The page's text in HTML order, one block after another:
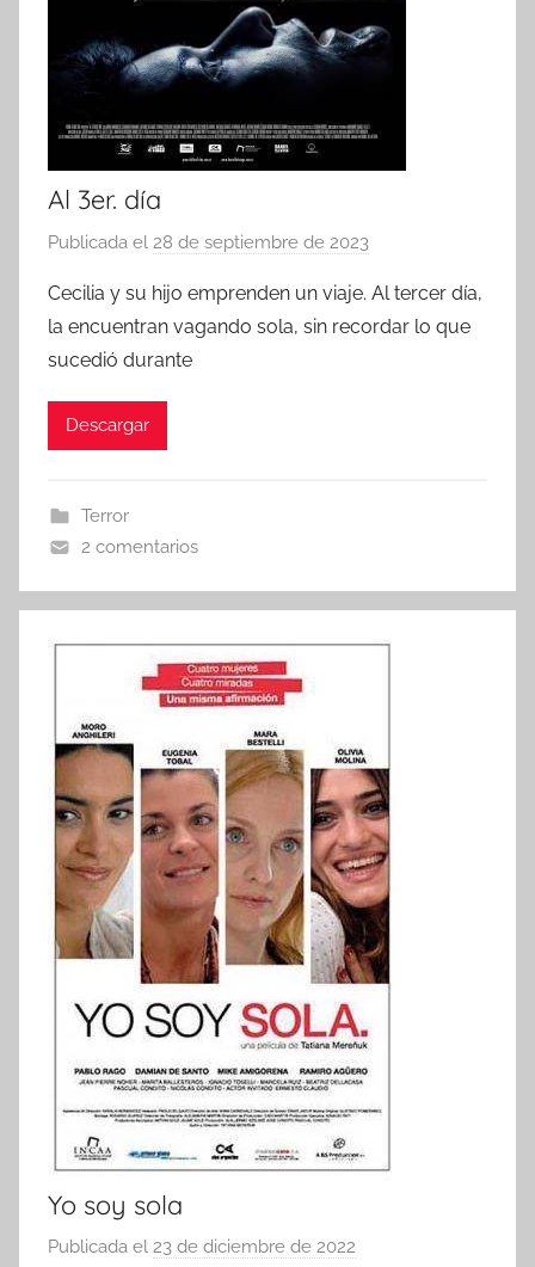
Al 3er. día
Publicada el 28 de septiembre de 2023
r
Cecilia y su hijo emprenden un viaje. Al tercer día,
la encuentran vagando sola, sin recordar lo que
sucedió durante
Descargar
Terror
2 comentarios
Yo soy sola
Publicada el 23 de diciembre de 2022